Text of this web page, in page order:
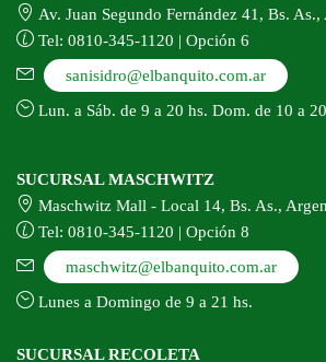
Av. Juan Segundo Fernández 41, Bs. As.,
Tel: 0810-345-1120 | Opción 6
sanisidro@elbanquito.com.ar
Lun. a Sáb. de 9 a 20 hs. Dom. de 10 a
SUCURSAL MASCHWITZ
Maschwitz Mall - Local 14, Bs. As.,
Tel: 0810-345-1120 | Opción 8
maschwitz@elbanquito.com.ar
Lunes a Domingo de 9 a 21 hs.
SUCURSAL RECOLETA